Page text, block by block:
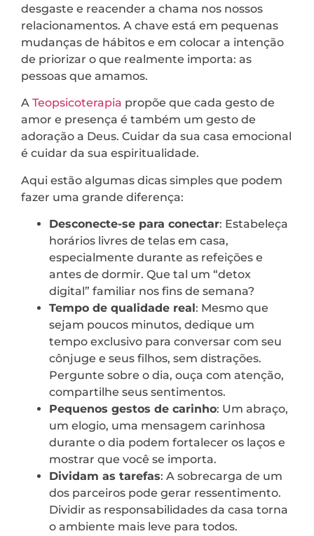
desgaste e reacender a chama nos nossos
relacionamentos. A chave está em pequenas
mudanças de hábitos e em colocar a intenção
de priorizar o que realmente importa: as
pessoas que amamos.
A Teopsicoterapia propõe que cada gesto de
amor e presença é também um gesto de
adoração a Deus. Cuidar da sua casa emocional
é cuidar da sua espiritualidade.
Aqui estão algumas dicas simples que podem
fazer uma grande diferença:
Desconecte-se para conectar: Estabeleça
horários livres de telas em casa,
especialmente durante as refeições e
antes de dormir. Que tal um “detox
digital” familiar nos fins de semana?
Tempo de qualidade real : Mesmo que
sejam poucos minutos, dedique um
tempo exclusivo para conversar com seu
cônjuge e seus filhos, sem distrações.
Pergunte sobre o dia, ouça com atenção,
compartilhe seus sentimentos.
Pequenos gestos de carinho: Um abraço,
um elogio, uma mensagem carinhosa
durante o dia podem fortalecer os laços e
mostrar que você se importa.
Dividam as tarefas: A sobrecarga de um
dos parceiros pode gerar ressentimento.
Dividir as responsabilidades da casa torna
o ambiente mais leve para todos.